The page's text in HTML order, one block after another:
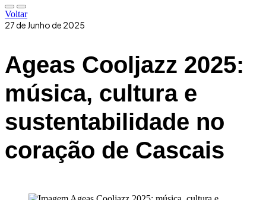
Voltar
27 de Junho de 2025
Ageas Cooljazz 2025:
música, cultura e
sustentabilidade no
coração de Cascais